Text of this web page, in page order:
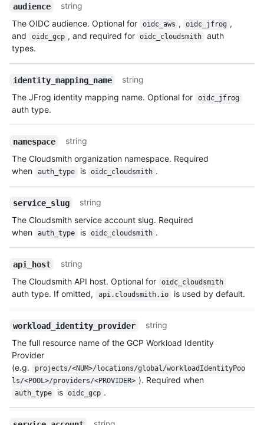
audience
string
The OIDC audience. Optional for
oidc_aws , oidc_jfrog ,
and
oidc_gcp , and required for oidc_cloudsmith
auth
types.
identity_mapping_name
string
The JFrog identity mapping name. Optional for
oidc_jfrog
auth type.
namespace
string
The Cloudsmith organization namespace. Required
when
auth_type is oidc_cloudsmith .
service_slug
string
The Cloudsmith service account slug. Required
when
auth_type is oidc_cloudsmith .
api_host
string
The Cloudsmith API host. Optional for
oidc_cloudsmith
auth type. If omitted, api.cloudsmith.io is used by default.
workload_identity_provider
string
The full resource name of the GCP Workload Identity
Provider
(e.g.
projects/<NUM>/locations/global/workloadIdentityPoo
ls/<POOL>/providers/<PROVIDER> ). Required when
auth_type is oidc_gcp .